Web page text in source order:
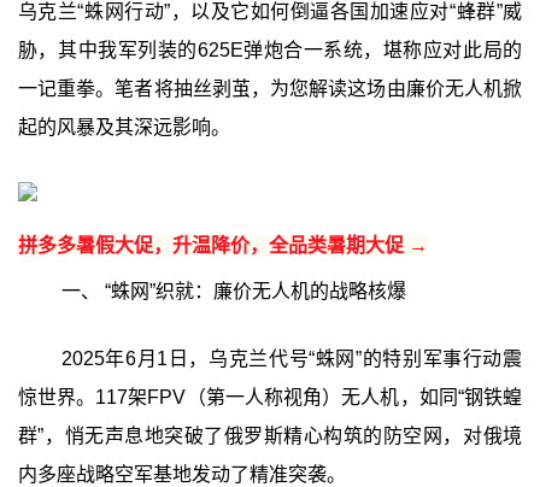
乌克兰“蛛网行动”，以及它如何倒逼各国加速应对“蜂群”威
胁，其中我军列装的625E弹炮合一系统，堪称应对此局的
一记重拳。笔者将抽丝剥茧，为您解读这场由廉价无人机掀
起的风暴及其深远影响。
拼多多暑假大促，升温降价，全品类暑期大促 →
一、 “蛛网”织就：廉价无人机的战略核爆
2025年6月1日，乌克兰代号“蛛网”的特别军事行动震
惊世界。117架FPV（第一人称视角）无人机，如同“钢铁蝗
群”，悄无声息地突破了俄罗斯精心构筑的防空网，对俄境
内多座战略空军基地发动了精准突袭。